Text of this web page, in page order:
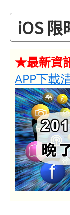
iOS 限
★最新資
APP下載